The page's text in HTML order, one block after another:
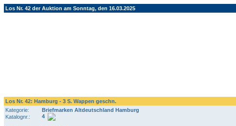
Los Nr. 42 der Auktion am Sonntag, den 16.03.2025
Los Nr. 42: Hamburg - 3 S. Wappen geschn.
Kategorie:
Briefmarken Altdeutschland Hamburg
Katalognr.:
4